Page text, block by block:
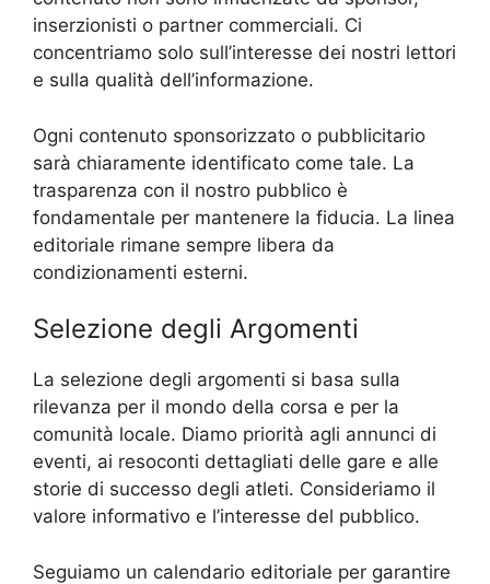
inserzionisti o partner commerciali. Ci
concentriamo solo sull’interesse dei nostri lettori
e sulla qualità dell’informazione.
Ogni contenuto sponsorizzato o pubblicitario
sarà chiaramente identificato come tale. La
trasparenza con il nostro pubblico è
fondamentale per mantenere la fiducia. La linea
editoriale rimane sempre libera da
condizionamenti esterni.
Selezione degli Argomenti
La selezione degli argomenti si basa sulla
rilevanza per il mondo della corsa e per la
comunità locale. Diamo priorità agli annunci di
eventi, ai resoconti dettagliati delle gare e alle
storie di successo degli atleti. Consideriamo il
valore informativo e l’interesse del pubblico.
Seguiamo un calendario editoriale per garantire